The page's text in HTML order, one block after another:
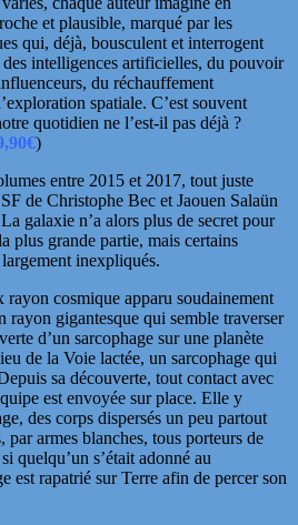
et plausible, marqué par les
qui, déjà, bousculent et interrogent
des intelligences artificielles, du pouvoir
du réchauffement
spatiale. C’est souvent
quotidien ne l’est-il pas déjà ?
)
entre 2015 et 2017, tout juste
de Christophe Bec et Jaouen Salaün
galaxie n’a alors plus de secret pour
plus grande partie, mais certains
inexpliqués.
rayon cosmique apparu soudainement
rayon gigantesque qui semble traverser
d’un sarcophage sur une planète
de la Voie lactée, un sarcophage qui
sa découverte, tout contact avec
est envoyée sur place. Elle y
des corps dispersés un peu partout
par armes blanches, tous porteurs de
quelqu’un s’était adonné au
est rapatrié sur Terre afin de percer son